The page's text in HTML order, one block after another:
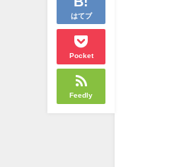
はてブ
Pocket
Feedly